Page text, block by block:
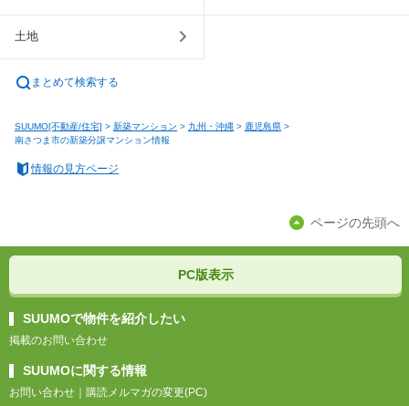
土地
まとめて検索する
SUUMO[不動産/住宅] > 新築マンション > 九州・沖縄 > 鹿児島県 >
南さつま市の新築分譲マンション情報
情報の見方ページ
ページの先頭へ
PC版表示
SUUMOで物件を紹介したい
掲載のお問い合わせ
SUUMOに関する情報
お問い合わせ ｜ 購読メルマガの変更(PC)